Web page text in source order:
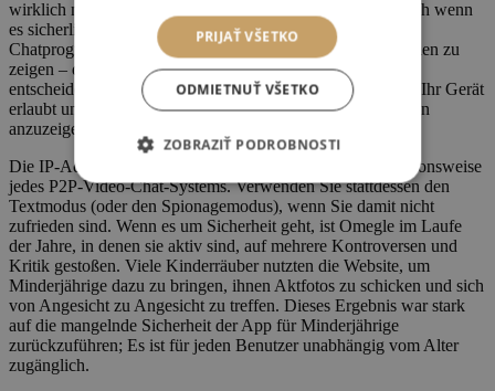
wirklich nicht die Ausnahme, sondern mehr die Regel. Auch wenn
es sicherlich auch damals Communitys gegeben hat, die
Chatprogramme nutzten, um sich beispielsweise beim Spielen zu
zeigen – quasi als Vorgänger von Twitch und Discord. Sie
entscheiden darüber, wie Sie unsere Inhalte nutzen wollen. Ihr Gerät
erlaubt uns derzeit leider nicht, die entsprechenden Optionen
anzuzeigen.
Die IP-Adresse ist ein erforderlicher Bestandteil der Funktionsweise
jedes P2P-Video-Chat-Systems. Verwenden Sie stattdessen den
Textmodus (oder den Spionagemodus), wenn Sie damit nicht
zufrieden sind. Wenn es um Sicherheit geht, ist Omegle im Laufe
der Jahre, in denen sie aktiv sind, auf mehrere Kontroversen und
Kritik gestoßen. Viele Kinderräuber nutzten die Website, um
Minderjährige dazu zu bringen, ihnen Aktfotos zu schicken und sich
von Angesicht zu Angesicht zu treffen. Dieses Ergebnis war stark
auf die mangelnde Sicherheit der App für Minderjährige
zurückzuführen; Es ist für jeden Benutzer unabhängig vom Alter
zugänglich.
PRIJAŤ VŠETKO
ODMIETNUŤ VŠETKO
ZOBRAZIŤ PODROBNOSTI